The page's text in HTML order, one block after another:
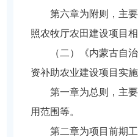
第六章为附则，主
照农牧厅农田建设项目
（二）《内蒙古自
资补助农业建设项目实
第一章为总则，主
用范围等。
第二章为项目前期